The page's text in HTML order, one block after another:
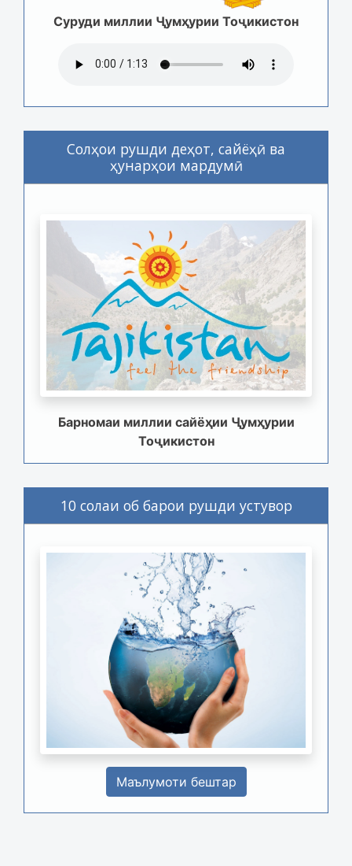
Суруди миллии Ҷумҳурии Тоҷикистон
Солҳои рушди деҳот, сайёҳӣ ва
ҳунарҳои мардумӣ
Барномаи миллии сайёҳии Ҷумҳурии
Тоҷикистон
10 солаи об барои рушди устувор
Маълумоти бештар